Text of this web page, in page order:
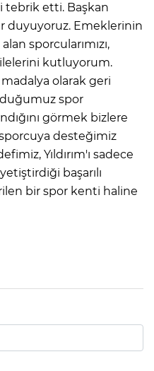
tebrik etti. Başkan
duyuyoruz. Emeklerinin
sporcularımızı,
kutluyorum.
madalya olarak geri
spor
görmek bizlere
desteğimiz
Yıldırım'ı sadece
başarılı
bir spor kenti haline